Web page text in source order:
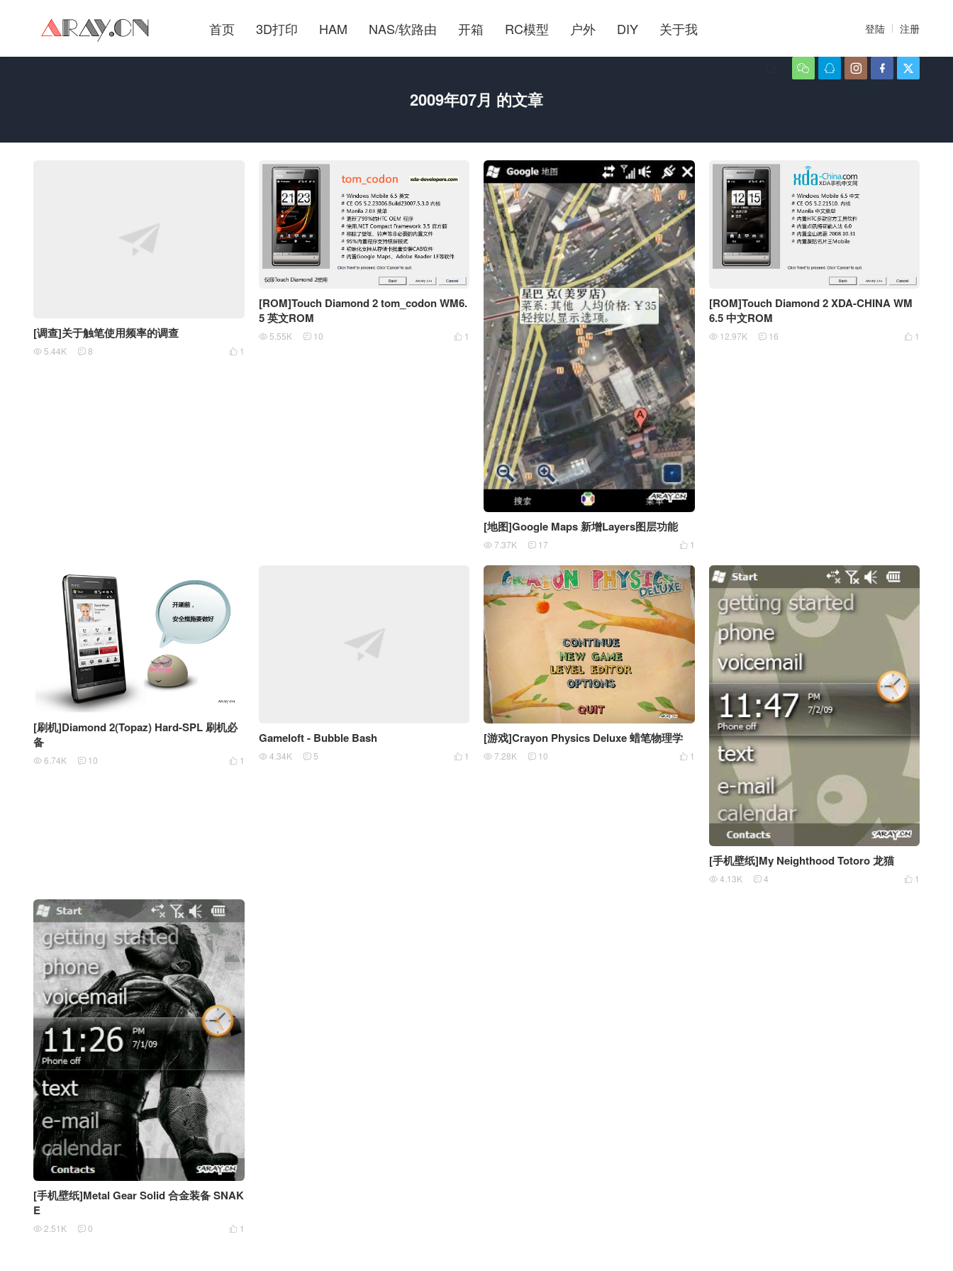
首页 3D打印 HAM NAS/软路由 开箱 RC模型 户外 DIY 关于我 登陆 注册
    
2009年07月 的文章
[调查]关于触笔使用频率的调查
 1
 5.44K  8
[ROM]Touch Diamond 2 tom_codon WM6.
5 英文ROM
 1
 5.55K  10
[地图]Google Maps 新增Layers图层功能
 1
 7.37K  17
[ROM]Touch Diamond 2 XDA-CHINA WM
6.5 中文ROM
 1
 12.97K  16
[刷机]Diamond 2(Topaz) Hard-SPL 刷机必
备
 1
 6.74K  10
Gameloft - Bubble Bash
 1
 4.34K  5
[游戏]Crayon Physics Deluxe 蜡笔物理学
 1
 7.28K  10
[手机壁纸]My Neighthood Totoro 龙猫
 1
 4.13K  4
[手机壁纸]Metal Gear Solid 合金装备 SNAK
E
 1
 2.51K  0